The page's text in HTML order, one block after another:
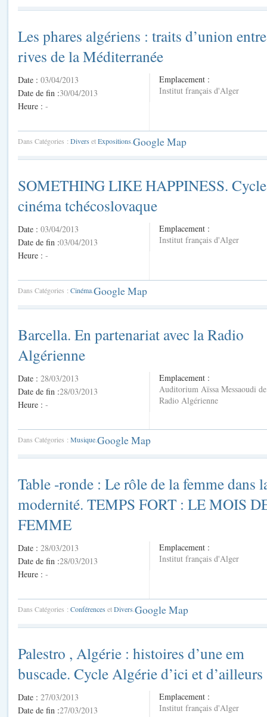
Les phares algériens : traits d’union
rives de la Méditerranée
Date : 03/04/2013
Date de fin :30/04/2013
Heure : -
Emplacement :
Institut français d'Alger
Dans Catégories : Divers etExpositions Google Map
SOMETHING LIKE HAPPINESS. Cycle
cinéma tchécoslovaque
Date : 03/04/2013
Date de fin :03/04/2013
Heure : -
Emplacement :
Institut français d'Alger
Dans Catégories : CinémaGoogle Map
Barcella. En partenariat avec la Radio
Algérienne
Date : 28/03/2013
Date de fin :28/03/2013
Heure : -
Emplacement :
Auditorium Aïssa Messaoudi
Radio Algérienne
Dans Catégories : MusiqueGoogle Map
Table -ronde : Le rôle de la femme dans
modernité. TEMPS FORT : LE MOIS
FEMME
Date : 28/03/2013
Date de fin :28/03/2013
Heure : -
Emplacement :
Institut français d'Alger
Dans Catégories : Conférences etDivers Google Map
Palestro , Algérie : histoires d’une em
buscade. Cycle Algérie d’ici et d’ailleurs
Date : 27/03/2013
Date de fin :27/03/2013
Emplacement :
Institut français d'Alger